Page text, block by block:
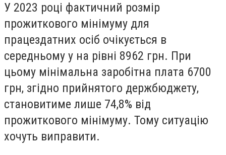
У 2023 році фактичний розмір
прожиткового мінімуму для
працездатних осіб очікується в
середньому у на рівні 8962 грн. При
цьому мінімальна заробітна плата 6700
грн, згідно прийнятого держбюджету,
становитиме лише 74,8% від
прожиткового мінімуму. Тому ситуацію
хочуть виправити.